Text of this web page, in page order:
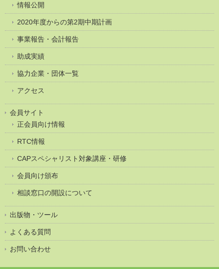
情報公開
2020年度からの第2期中期計画
事業報告・会計報告
助成実績
協力企業・団体一覧
アクセス
会員サイト
正会員向け情報
RTC情報
CAPスペシャリスト対象講座・研修
会員向け頒布
相談窓口の開設について
出版物・ツール
よくある質問
お問い合わせ